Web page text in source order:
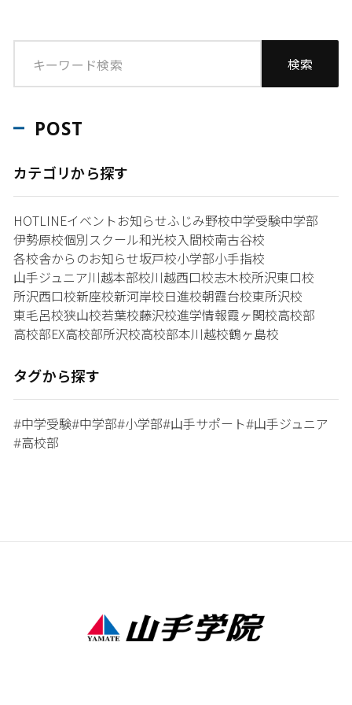
POST
カテゴリから探す
HOTLINEイベントお知らせふじみ野校中学受験中学部
伊勢原校個別スクール和光校入間校南古谷校
各校舎からのお知らせ坂戸校小学部小手指校
山手ジュニア川越本部校川越西口校志木校所沢東口校
所沢西口校新座校新河岸校日進校朝霞台校東所沢校
東毛呂校狭山校若葉校藤沢校進学情報霞ヶ関校高校部
高校部EX高校部所沢校高校部本川越校鶴ヶ島校
タグから探す
#中学受験#中学部#小学部#山手サポート#山手ジュニア
#高校部